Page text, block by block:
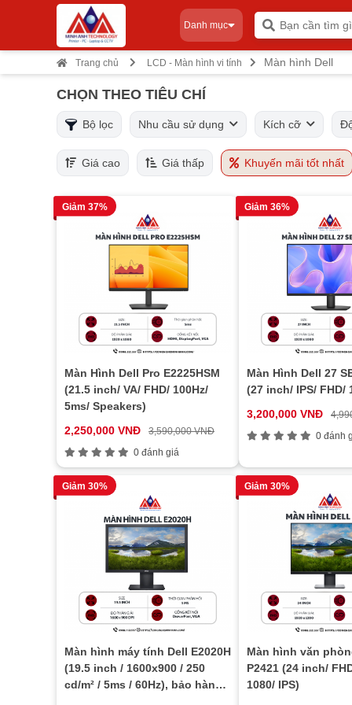
Danh mục
Trang chủ LCD - Màn hình vi tính Màn hình Dell
CHỌN THEO TIÊU CHÍ
Bộ lọc Nhu cầu sử dụng Kích cỡ
Giá cao Giá thấp Khuyến mãi tốt nhất
Giảm 37%
Màn Hình Dell Pro E2225HSM
(21.5 inch/ VA/ FHD/ 100Hz/
5ms/ Speakers)
2,250,000 VNĐ
3,590,000 VNĐ
0 đánh giá
Giảm 36%
Màn Hình Dell 27
(27 inch/ IPS/ FHD/
3,200,000 VNĐ
0 đánh
Giảm 30%
Màn hình máy tính Dell E2020H
(19.5 inch / 1600x900 / 250
cd/m² / 5ms / 60Hz), bảo hành
Giảm 30%
Màn hình văn
P2421 (24 inch/
1080/ IPS)